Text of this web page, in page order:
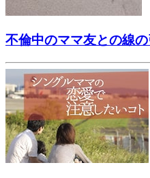
不倫中のママ友との線